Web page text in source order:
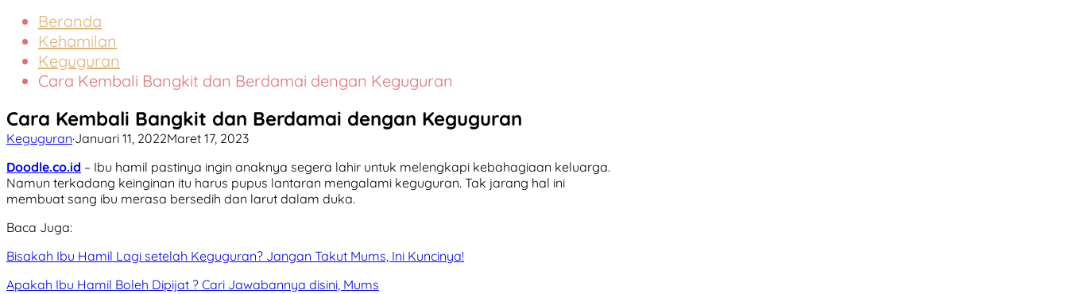
Beranda
Kehamilan
Keguguran
Cara Kembali Bangkit dan Berdamai dengan Keguguran
Cara Kembali Bangkit dan Berdamai dengan Keguguran
Keguguran·Januari 11, 2022Maret 17, 2023
Doodle.co.id – Ibu hamil pastinya ingin anaknya segera lahir untuk melengkapi kebahagiaan keluarga.
Namun terkadang keinginan itu harus pupus lantaran mengalami keguguran. Tak jarang hal ini
membuat sang ibu merasa bersedih dan larut dalam duka.
Baca Juga:
Bisakah Ibu Hamil Lagi setelah Keguguran? Jangan Takut Mums, Ini Kuncinya!
Apakah Ibu Hamil Boleh Dipijat ? Cari Jawabannya disini, Mums